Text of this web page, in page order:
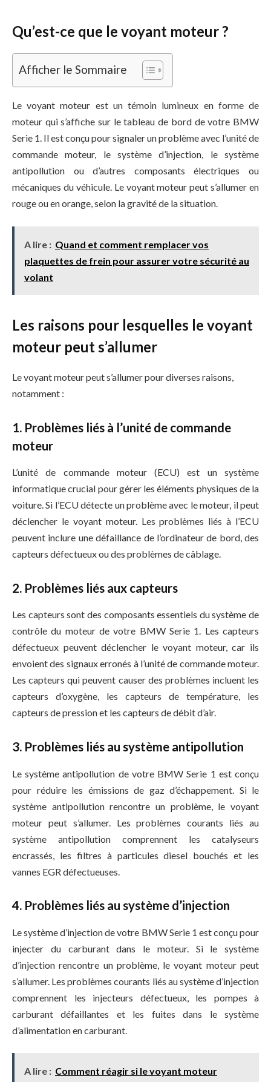
Qu’est-ce que le voyant moteur ?
Afficher le Sommaire
Le voyant moteur est un témoin lumineux en forme de
moteur qui s’affiche sur le tableau de bord de votre BMW
Serie 1. Il est conçu pour signaler un problème avec l’unité de
commande moteur, le système d’injection, le système
antipollution ou d’autres composants électriques ou
mécaniques du véhicule. Le voyant moteur peut s’allumer en
rouge ou en orange, selon la gravité de la situation.
A lire : Quand et comment remplacer vos
plaquettes de frein pour assurer votre sécurité au
volant
Les raisons pour lesquelles le voyant
moteur peut s’allumer
Le voyant moteur peut s’allumer pour diverses raisons,
notamment :
1. Problèmes liés à l’unité de commande
moteur
L’unité de commande moteur (ECU) est un système
informatique crucial pour gérer les éléments physiques de la
voiture. Si l’ECU détecte un problème avec le moteur, il peut
déclencher le voyant moteur. Les problèmes liés à l’ECU
peuvent inclure une défaillance de l’ordinateur de bord, des
capteurs défectueux ou des problèmes de câblage.
2. Problèmes liés aux capteurs
Les capteurs sont des composants essentiels du système de
contrôle du moteur de votre BMW Serie 1. Les capteurs
défectueux peuvent déclencher le voyant moteur, car ils
envoient des signaux erronés à l’unité de commande moteur.
Les capteurs qui peuvent causer des problèmes incluent les
capteurs d’oxygène, les capteurs de température, les
capteurs de pression et les capteurs de débit d’air.
3. Problèmes liés au système antipollution
Le système antipollution de votre BMW Serie 1 est conçu
pour réduire les émissions de gaz d’échappement. Si le
système antipollution rencontre un problème, le voyant
moteur peut s’allumer. Les problèmes courants liés au
système antipollution comprennent les catalyseurs
encrassés, les filtres à particules diesel bouchés et les
vannes EGR défectueuses.
4. Problèmes liés au système d’injection
Le système d’injection de votre BMW Serie 1 est conçu pour
injecter du carburant dans le moteur. Si le système
d’injection rencontre un problème, le voyant moteur peut
s’allumer. Les problèmes courants liés au système d’injection
comprennent les injecteurs défectueux, les pompes à
carburant défaillantes et les fuites dans le système
d’alimentation en carburant.
A lire : Comment réagir si le voyant moteur